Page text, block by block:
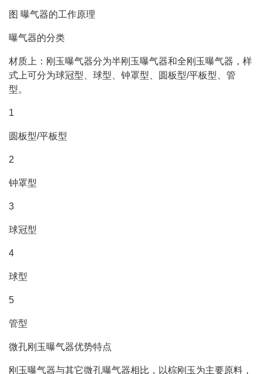
图 曝气器的工作原理
曝气器的分类
材质上：刚玉曝气器分为半刚玉曝气器和全刚玉曝气器，样
式上可分为球冠型、球型、钟罩型、圆板型/平板型、管
型。
1
圆板型/平板型
2
钟罩型
3
球冠型
4
球型
5
管型
微孔刚玉曝气器优势特点
刚玉曝气器与其它微孔曝气器相比，以棕刚玉为主要原料，